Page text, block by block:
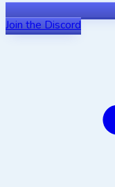
Join the Discord